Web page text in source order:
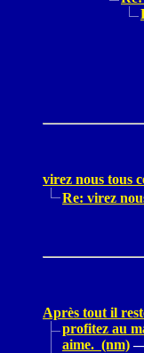
virez nous tous
Re: virez
Après tout il
profitez au
aime. (nm)